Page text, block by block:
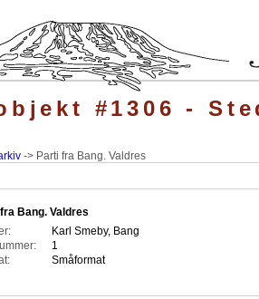
#1306 -
-> Parti fra Bang. Valdres
Bang. Valdres
Karl Smeby, Bang
1
Småformat